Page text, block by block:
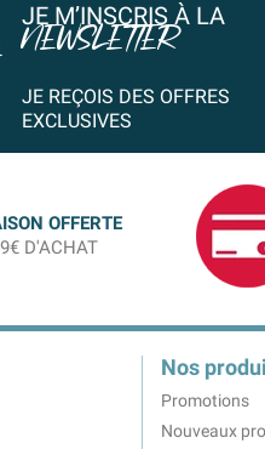
JE M’INSCRIS À LA
NEWSLETTER
JE REÇOIS DES OFFRES
EXCLUSIVES
OFFERTE
D'ACHAT
Nos
Promotions
Nouveaux